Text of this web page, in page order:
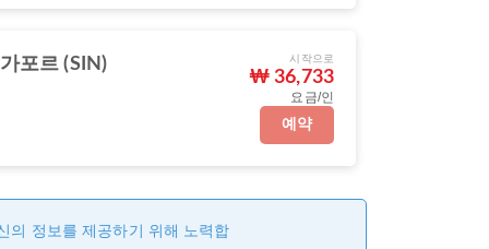
포르 (SIN) 시작으로
₩ 36,733
요금/인
예약
의 정보를 제공하기 위해 노력합